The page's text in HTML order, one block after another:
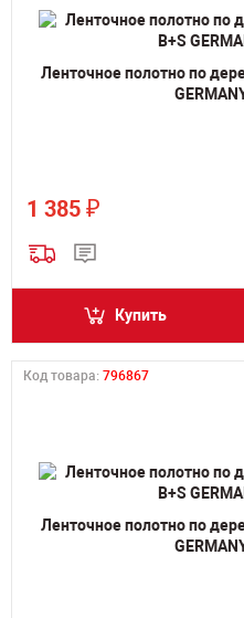
Ленточное полотно по
1 385 ₽
Купить
Код товара: 796867
Ленточное полотно по